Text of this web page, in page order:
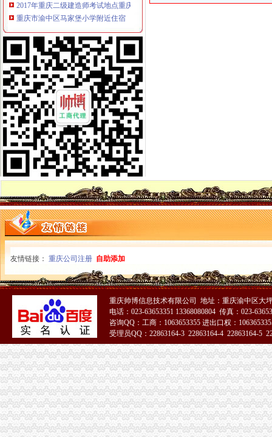
重庆市渝中区马家堡小学附近住宿
重庆市渝中区马家堡安利专卖店地址重庆市马家堡哪有卖安利产【今日
渝中区马家堡小学应急避难场所到马家堡怎么走？-住哪网
求助,在渝中区马家堡办过准生证MM帮忙说哈有些啥要求。-孕期闲聊
重庆市渝中区马家堡副食经营部饮料批发部
渝中区马家堡小学二年级三班二单元复习资料(一)_老师_新浪博客
[转载]渝中区马家堡小学二年级三班二单元复习资料(三)_萱萱_新浪
重庆市渝中区马家堡付食经营部长征付食门市_【信用信息_诉讼信息_
重庆市渝中区马家堡小学二年级3班歌咏比赛-原创-高清-爱奇艺
修改重庆市渝中区马家堡小学资料-我要搜学网
渝中区马家堡小学好不好呀？求指教-早教幼儿园小学-重庆购物狂
说课唐令春重庆渝中区马家堡小学《可能》-原创-搜狐
重庆市渝中区马家堡小学-城市吧街景地图
【重庆市渝中区马家堡-公交车站商铺出租渝中大坪商铺出租】第一时
重庆市渝中区马家堡小学附近7天_重庆市渝中区马家堡小学附近7天连
【重庆市渝中区大坪制面厂马家堡饮食店】重庆市渝中区大坪制面厂
重庆市渝中区马家堡小学介绍_简介-马家堡小学
市渝中区马家堡小学股票开户,重庆市渝中区马家堡小学股票开户,
重庆市渝中区马家堡小学校怎么样_百度知道
桐君阁大房重庆市渝中区马家堡八十八店
重庆市渝中区马家堡小学校择校费|重庆市渝中区马家堡小学校住宿费,
重庆中房家苑房产经纪有限公司渝中区马家堡经营部_【信用信息_诉讼
说课唐令春重庆渝中区马家堡小学《可能》—在线播放—优酷
说课唐令春重庆渝中区马家堡小学《可能》—在线播放—优酷
说课唐令春重庆渝中区马家堡小学《可能》_土豆
说课唐令春重庆渝中区马家堡小学《可能》_土豆
重庆市渝中区马家堡粮店_重庆市_渝中区_企业在线
重庆市渝中区马家堡粮店_重庆市_渝中区_企业在线
渝中区马家堡
重庆市渝中区马家堡小学2017年新生招生通告！_重庆幼升小_家长帮
2017年重庆二级建造师考试地点重庆市渝中区马家堡小学在哪？_二级
重庆市渝中区马家堡小学校怎么样_百度知道
渝中区马家堡小学二年级三班二单元复习资料(一)_老师_新浪博客
友情链接： 重庆公司注册 自助添加
重庆帅博信息技术有限公司 地址：重庆渝中区大
电话：023-63653351 13368080804 传真：023-
咨询QQ：工商：1063653355 进出口权：
受理员QQ：22863164-3 22863164-4 22863164-5
51La